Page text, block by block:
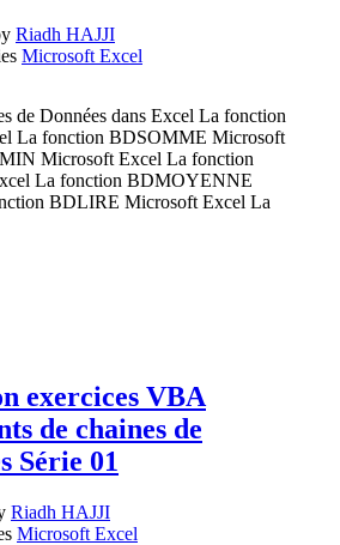
Riadh HAJJI
Microsoft Excel
de Données dans Excel La fonction
La fonction BDSOMME Microsoft
Microsoft Excel La fonction
La fonction BDMOYENNE
BDLIRE Microsoft Excel La
exercices VBA
de chaines de
Série 01
Riadh HAJJI
Microsoft Excel